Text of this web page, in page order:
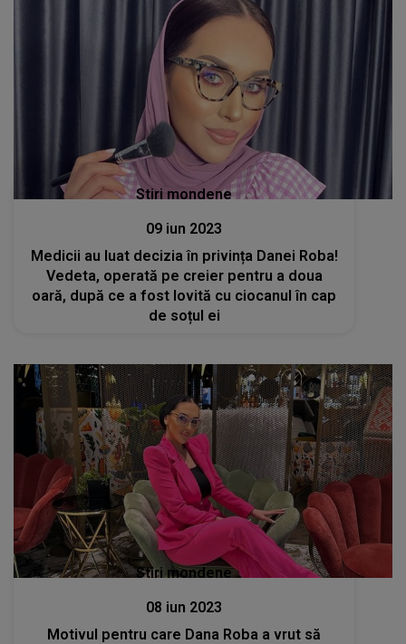
Stiri mondene
09 iun 2023
Medicii au luat decizia în privința Danei Roba!
Vedeta, operată pe creier pentru a doua
oară, după ce a fost lovită cu ciocanul în cap
de soțul ei
Stiri mondene
08 iun 2023
Motivul pentru care Dana Roba a vrut să